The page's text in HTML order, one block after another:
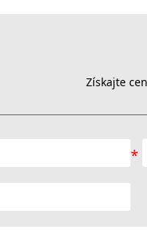
Získajte